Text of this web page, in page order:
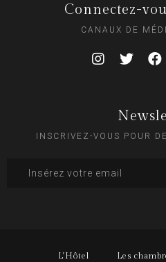
Connectez-
CANAUX DE
INSCRIVEZ-VOUS POUR
L'Hôtel Les